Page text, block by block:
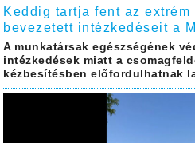
Keddig tartja fent az extrém
bevezetett intézkedéseit a
A munkatársak egészségének
intézkedések miatt a
kézbesítésben előfordulhatnak